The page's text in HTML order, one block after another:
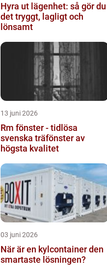
Hyra ut lägenhet: så gör du
det tryggt, lagligt och
lönsamt
13 juni 2026
Rm fönster - tidlösa
svenska träfönster av
högsta kvalitet
03 juni 2026
När är en kylcontainer den
smartaste lösningen?